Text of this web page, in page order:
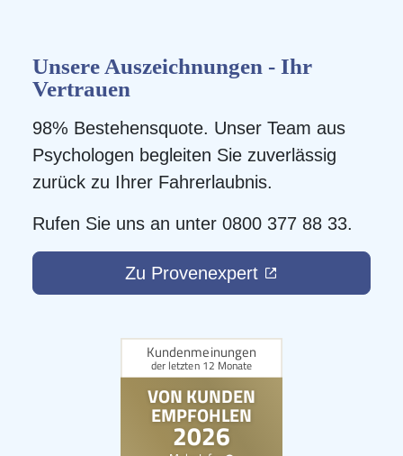
Unsere Auszeichnungen - Ihr
Vertrauen
98% Bestehensquote. Unser Team aus
Psychologen begleiten Sie zuverlässig
zurück zu Ihrer Fahrerlaubnis.
Rufen Sie uns an unter 0800 377 88 33.
Zu Provenexpert